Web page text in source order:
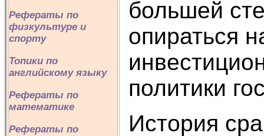
Рефераты по
физкультуре и
спорту
Топики по
английскому языку
Рефераты по
математике
Рефераты по
большей
опираться
политики
История